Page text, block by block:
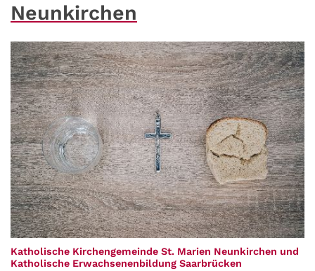
Neunkirchen
Katholische Kirchengemeinde St. Marien Neunkirchen und
Katholische Erwachsenenbildung Saarbrücken